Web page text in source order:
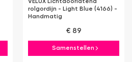
VELUX Lichtdoorlatend
rolgordijn - Light Blue (4166) -
Handmatig
€ 89
Samenstellen